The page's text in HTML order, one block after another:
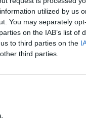
utilized by us
You may separately
on the IAB’s list of
to third parties on the
third parties.